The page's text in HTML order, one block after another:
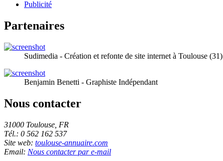
Publicité
Partenaires
Sudimedia - Création et refonte de site internet à Toulouse (31)
Benjamin Benetti - Graphiste Indépendant
Nous contacter
31000 Toulouse, FR
Tél.: 0 562 162 537
Site web: toulouse-annuaire.com
Email: Nous contacter par e-mail